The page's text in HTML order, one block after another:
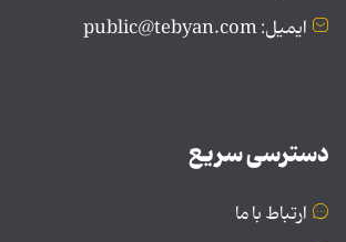
ایمیل: public@tebyan.com
دسترسی سریع
ارتباط با ما